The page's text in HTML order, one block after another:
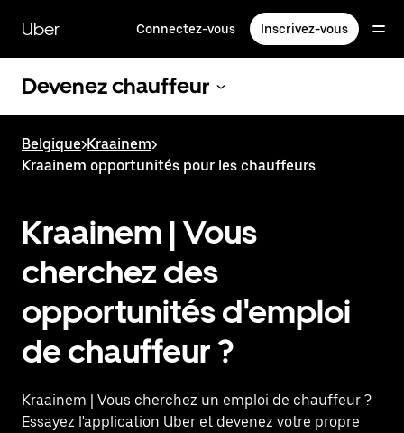
contenu
principal
Uber Connectez-vous Inscrivez-vous
Devenez chauffeur
Belgique>Kraainem>
Kraainem opportunités pour les chauffeurs
Kraainem | Vous
cherchez des
opportunités d'emploi
de chauffeur ?
Kraainem | Vous cherchez un emploi de chauffeur ?
Essayez l'application Uber et devenez votre propre